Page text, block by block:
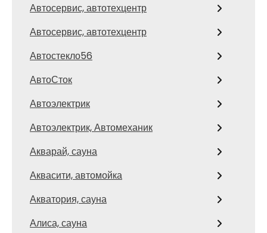
Автосервис, автотехцентр
Автосервис, автотехцентр
Автостекло56
АвтоСток
Автоэлектрик
Автоэлектрик, Автомеханик
Акварай, сауна
Аквасити, автомойка
Акватория, сауна
Алиса, сауна